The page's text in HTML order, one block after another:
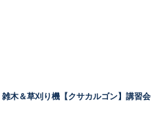
雑木＆草刈り機【クサカルゴン】講習会